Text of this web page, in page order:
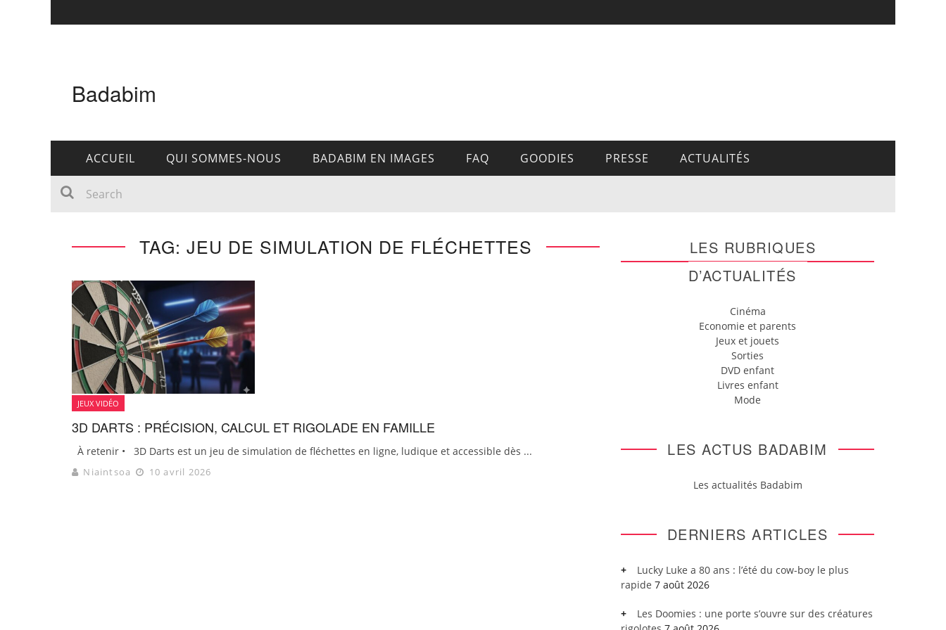
Badabim
ACCUEIL QUI SOMMES-NOUS BADABIM EN IMAGES FAQ GOODIES PRESSE ACTUALITÉS
TAG: JEU DE SIMULATION DE FLÉCHETTES
JEUX VIDÉO
3D DARTS : PRÉCISION, CALCUL ET RIGOLADE EN FAMILLE
À retenir • 3D Darts est un jeu de simulation de fléchettes en ligne, ludique et accessible dès ...
Niaintsoa 10 avril 2026
LES RUBRIQUES
D’ACTUALITÉS
Cinéma
Economie et parents
Jeux et jouets
Sorties
DVD enfant
Livres enfant
Mode
LES ACTUS BADABIM
Les actualités Badabim
DERNIERS ARTICLES
Lucky Luke a 80 ans : l’été du cow-boy le plus
rapide 7 août 2026
Les Doomies : une porte s’ouvre sur des créatures